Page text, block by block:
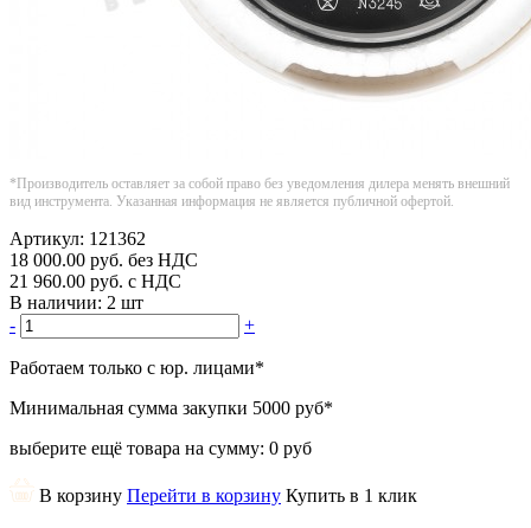
*Производитель оставляет за собой право без уведомления дилера менять внешний
вид инструмента. Указанная информация не является публичной офертой.
Артикул: 121362
18 000.00 руб. без НДС
21 960.00 руб. с НДС
В наличии: 2 шт
-
+
Работаем только с юр. лицами*
Минимальная сумма закупки 5000 руб*
выберите ещё товара на сумму: 0 руб
В корзину Перейти в корзину Купить в 1 клик